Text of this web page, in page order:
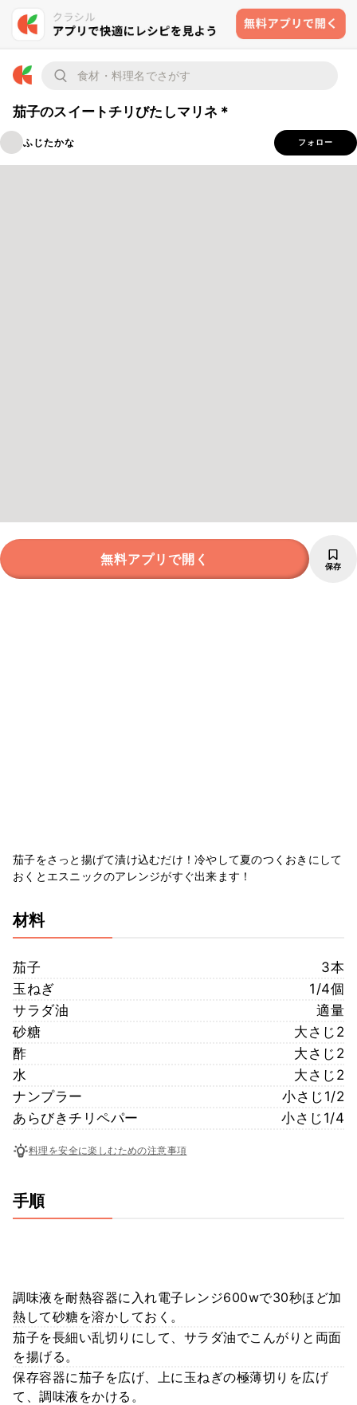
茄子のスイートチリびたしマリネ＊
ふじたかな フォロー
無料アプリで開く 保存
茄子をさっと揚げて漬け込むだけ！冷やして夏のつくおきにして
おくとエスニックのアレンジがすぐ出来ます！
材料
茄子
3本
玉ねぎ
1/4個
サラダ油
適量
砂糖
大さじ2
酢
大さじ2
水
大さじ2
ナンプラー
小さじ1/2
あらびきチリペパー
小さじ1/4
料理を安全に楽しむための注意事項
手順
調味液を耐熱容器に入れ電子レンジ600wで30秒ほど加
熱して砂糖を溶かしておく。
茄子を長細い乱切りにして、サラダ油でこんがりと両面
を揚げる。
保存容器に茄子を広げ、上に玉ねぎの極薄切りを広げ
て、調味液をかける。